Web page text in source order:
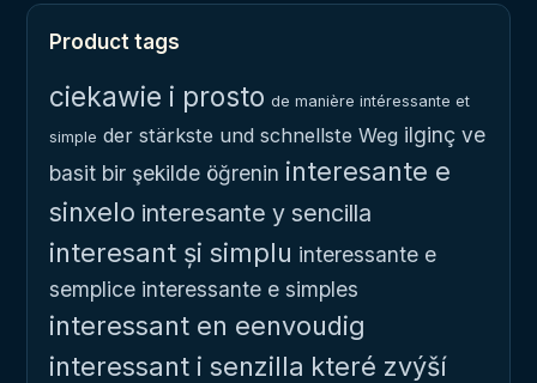
Product tags
ciekawie i prosto de manière intéressante et
simple der stärkste und schnellste Weg ilginç ve
basit bir şekilde öğrenin interesante e
sinxelo interesante y sencilla
interesant și simplu interessante e
semplice interessante e simples
interessant en eenvoudig
interessant i senzilla které zvýší